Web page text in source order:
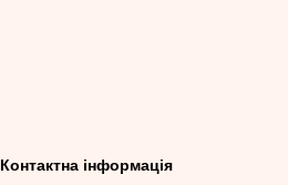
Контактна інформація